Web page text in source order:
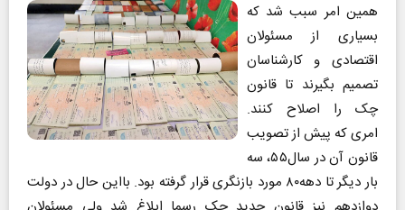
همین امر سبب شد که
بسیاری از مسئولان
اقتصادی و کارشناسان
تصمیم بگیرند تا قانون
چک را اصلاح کنند.
امری که پیش از تصویب
قانون آن در سال۵۵، سه
بار دیگر تا دهه۸۰ مورد بازنگری قرار گرفته بود. بااین حال در دولت